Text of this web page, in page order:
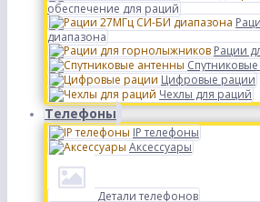
обеспечение для раций
диапазона
Рации
Цифровые рации
Чехлы для раций
Телефоны
IP телефоны
Аксессуары
Детали телефонов